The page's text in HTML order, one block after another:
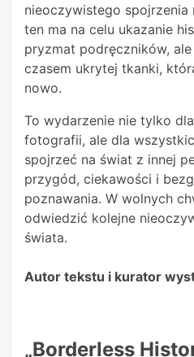
nieoczywistego spojrzenia
ten ma na celu ukazanie
pryzmat podręczników,
czasem ukrytej tkanki,
nowo.
To wydarzenie nie tylko
fotografii, ale dla
spojrzeć na świat z innej
przygód, ciekawości i
poznawania. W wolnych
odwiedzić kolejne
świata.
Autor tekstu i kurator
„Borderless